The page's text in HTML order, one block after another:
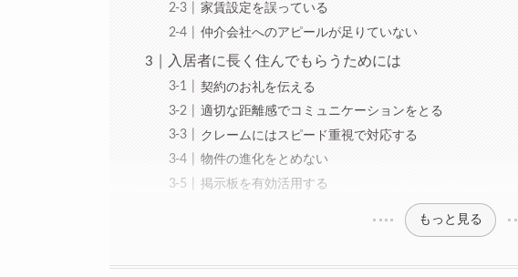
家賃設定を誤っている
仲介会社へのアピールが足りていない
入居者に長く住んでもらうためには
契約のお礼を伝える
適切な距離感でコミュニケーションをとる
クレームにはスピード重視で対応する
物件の進化をとめない
掲示板を有効活用する
もっと見る